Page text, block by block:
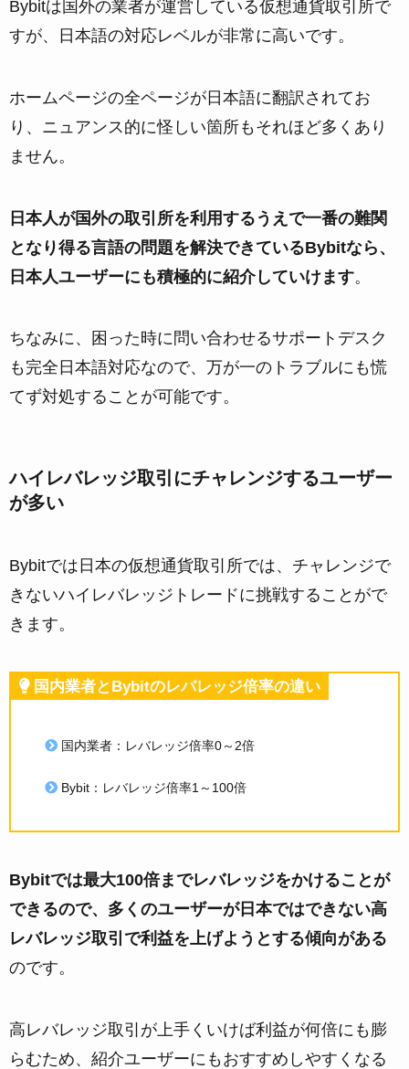
Bybitは国外の業者が運営している仮想通貨取引所で
すが、日本語の対応レベルが非常に高いです。
ホームページの全ページが日本語に翻訳されてお
り、ニュアンス的に怪しい箇所もそれほど多くあり
ません。
日本人が国外の取引所を利用するうえで一番の難関
となり得る言語の問題を解決できているBybitなら、
日本人ユーザーにも積極的に紹介していけます。
ちなみに、困った時に問い合わせるサポートデスク
も完全日本語対応なので、万が一のトラブルにも慌
てず対処することが可能です。
ハイレバレッジ取引にチャレンジするユーザー
が多い
Bybitでは日本の仮想通貨取引所では、チャレンジで
きないハイレバレッジトレードに挑戦することがで
きます。
国内業者とBybitのレバレッジ倍率の違い
国内業者：レバレッジ倍率0～2倍
Bybit：レバレッジ倍率1～100倍
Bybitでは最大100倍までレバレッジをかけることが
できるので、多くのユーザーが日本ではできない高
レバレッジ取引で利益を上げようとする傾向がある
のです。
高レバレッジ取引が上手くいけば利益が何倍にも膨
らむため、紹介ユーザーにもおすすめしやすくなる